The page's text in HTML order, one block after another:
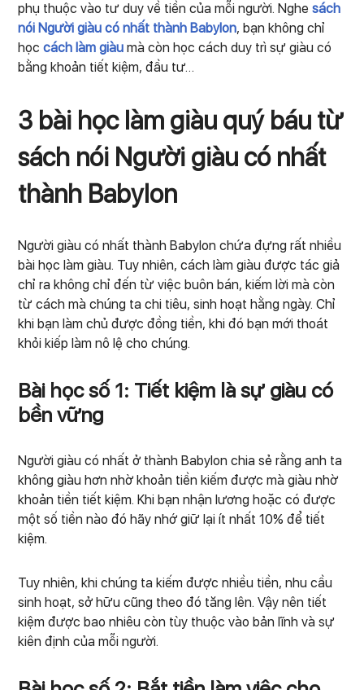
phụ thuộc vào tư duy về tiền của mỗi người. Nghesách
nói Người giàu có nhất thành Babylon, bạn không chỉ
họccách làm giàu mà còn học cách duy trì sự giàu có
bằng khoản tiết kiệm, đầu tư…
3 bài học làm giàu quý báu từ
sách nói Người giàu có nhất
thành Babylon
Người giàu có nhất thành Babylon chứa đựng rất nhiều
bài học làm giàu. Tuy nhiên, cách làm giàu được tác giả
chỉ ra không chỉ đến từ việc buôn bán, kiếm lời mà còn
từ cách mà chúng ta chi tiêu, sinh hoạt hằng ngày. Chỉ
khi bạn làm chủ được đồng tiền, khi đó bạn mới thoát
khỏi kiếp làm nô lệ cho chúng.
Bài học số 1: Tiết kiệm là sự giàu có
bền vững
Người giàu có nhất ở thành Babylon chia sẻ rằng anh ta
không giàu hơn nhờ khoản tiền kiếm được mà giàu nhờ
khoản tiền tiết kiệm. Khi bạn nhận lương hoặc có được
một số tiền nào đó hãy nhớ giữ lại ít nhất 10% để tiết
kiệm.
Tuy nhiên, khi chúng ta kiếm được nhiều tiền, nhu cầu
sinh hoạt, sở hữu cũng theo đó tăng lên. Vậy nên tiết
kiệm được bao nhiêu còn tùy thuộc vào bản lĩnh và sự
kiên định của mỗi người.